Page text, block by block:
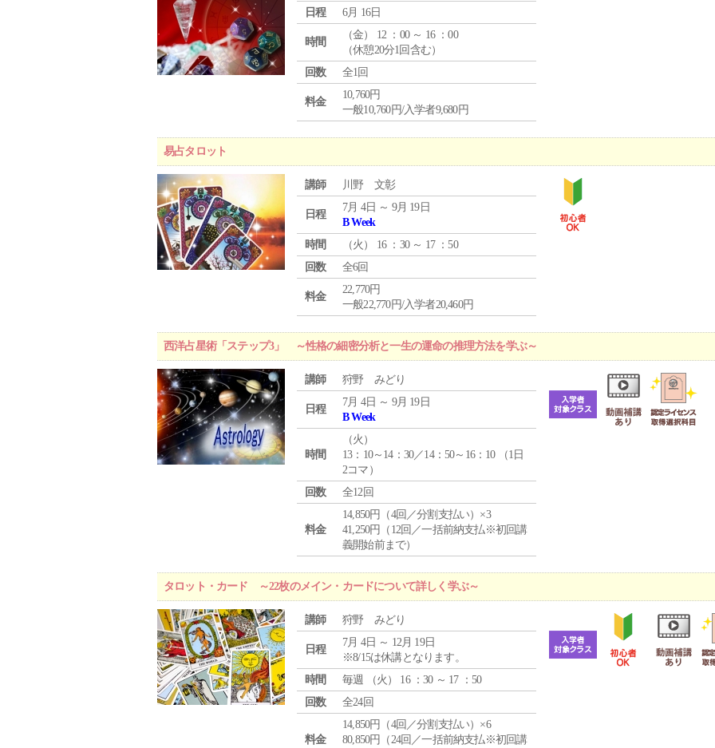
日程
6月 16日
時間
（金） 12 ：00 ～ 16 ：00
（休憩20分1回含む）
回数
全1回
料金
10,760円
一般10,760円/入学者9,680円
易占タロット
講師 川野 文彰
日程
7月 4日 ～ 9月 19日
B Week
時間
（火 ） 16 ：30 ～ 17 ：50
回数
全6回
料金
22,770円
一般22,770円/入学者20,460円
西洋占星術「ステップ3」 ～性格の細密分析と一生の運命の推理方法を学ぶ～
講師 狩野 みどり
日程
7月 4日 ～ 9月 19日
B Week
時間
（火 ）
13：10～14：30／14：50～16：10 （1日
2コマ）
回数
全12回
料金
14,850円（4回／分割支払い）×3
41,250円（12回／一括前納支払※初回講
義開始前まで）
タロット・カード ～22枚のメイン・カードについて詳しく学ぶ～
講師 狩野 みどり
日程
7月 4日 ～ 12月 19日
※8/15は休講となります。
時間
毎週 （火 ） 16 ：30 ～ 17 ：50
回数
全24回
料金
14,850円（4回／分割支払い）×6
80,850円（24回／一括前納支払※初回講